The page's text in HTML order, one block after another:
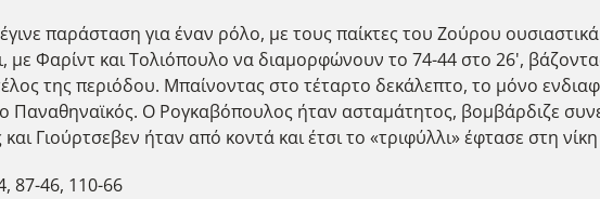
παράσταση για έναν ρόλο, με τους παίκτες του Ζούρου
με Φαρίντ και Τολιόπουλο να διαμορφώνουν το 74-44 στο 26',
της περιόδου. Μπαίνοντας στο τέταρτο δεκάλεπτο, το μόνο
Παναθηναϊκός. Ο Ρογκαβόπουλος ήταν ασταμάτητος, βομβάρδιζε
Γιούρτσεβεν ήταν από κοντά και έτσι το «τριφύλλι» έφτασε στη
87-46, 110-66